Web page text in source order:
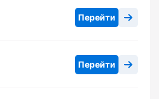
Перейти
Перейти